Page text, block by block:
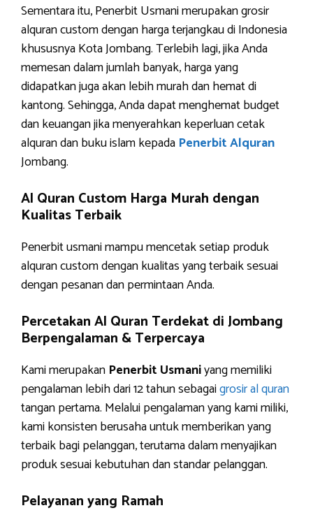
Sementara itu, Penerbit Usmani merupakan grosir
alquran custom dengan harga terjangkau di Indonesia
khususnya Kota Jombang. Terlebih lagi, jika Anda
memesan dalam jumlah banyak, harga yang
didapatkan juga akan lebih murah dan hemat di
kantong. Sehingga, Anda dapat menghemat budget
dan keuangan jika menyerahkan keperluan cetak
alquran dan buku islam kepada Penerbit Alquran
Jombang.
Al Quran Custom Harga Murah dengan
Kualitas Terbaik
Penerbit usmani mampu mencetak setiap produk
alquran custom dengan kualitas yang terbaik sesuai
dengan pesanan dan permintaan Anda.
Percetakan Al Quran Terdekat di Jombang
Berpengalaman & Terpercaya
Kami merupakan Penerbit Usmaniyang memiliki
pengalaman lebih dari 12 tahun sebagaigrosir al quran
tangan pertama. Melalui pengalaman yang kami miliki,
kami konsisten berusaha untuk memberikan yang
terbaik bagi pelanggan, terutama dalam menyajikan
produk sesuai kebutuhan dan standar pelanggan.
Pelayanan yang Ramah